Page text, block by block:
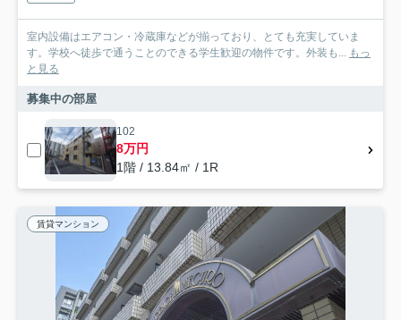
室内設備はエアコン・冷蔵庫などが揃っており、とても充実していま
す。学校へ徒歩で通うことのできる学生歓迎の物件です。外装も... もっ
と見る
募集中の部屋
102
8万円
1階 / 13.84㎡ / 1R
賃貸マンション